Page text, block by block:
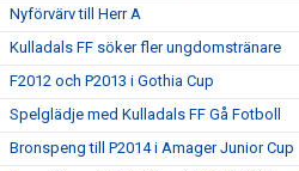
Nyförvärv till Herr A
Kulladals FF söker fler ungdomstränare
F2012 och P2013 i Gothia Cup
Spelglädje med Kulladals FF Gå Fotboll
Bronspeng till P2014 i Amager Junior Cup